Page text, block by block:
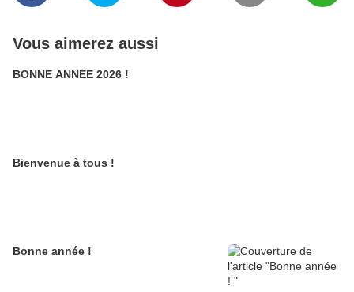
Vous aimerez aussi
BONNE ANNEE 2026 !
Bienvenue à tous !
Bonne année !